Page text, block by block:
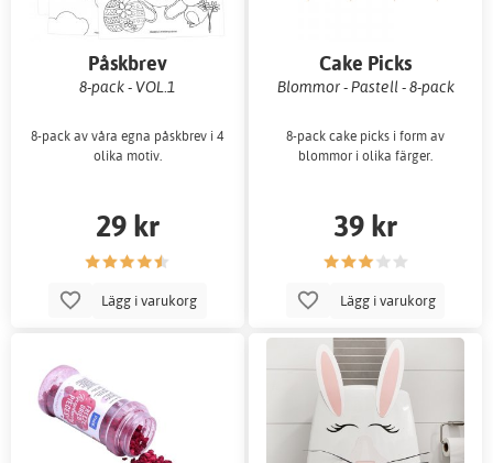
Påskbrev
8-pack - VOL.1
8-pack av våra egna påskbrev i 4
olika motiv.
29 kr
Lägg i varukorg
Cake Picks
Blommor - Pastell - 8-pack
8-pack cake picks i form av
blommor i olika färger.
39 kr
Lägg i varukorg